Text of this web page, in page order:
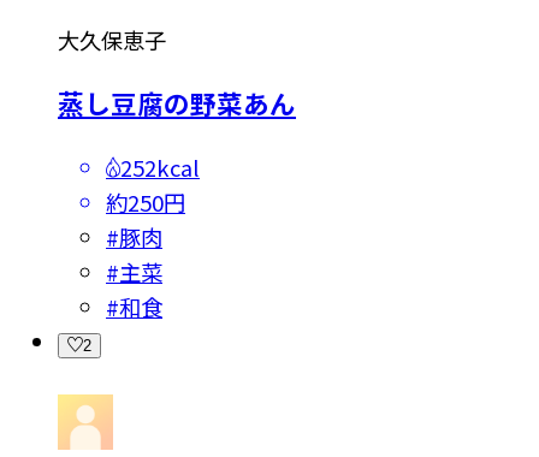
大久保恵子
蒸し豆腐の野菜あん
252kcal
約250円
#豚肉
#主菜
#和食
2